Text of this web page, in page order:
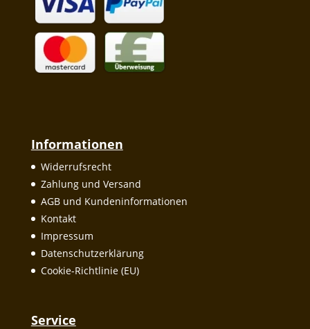
Informationen
Widerrufsrecht
Zahlung und Versand
AGB und Kundeninformationen
Kontakt
Impressum
Datenschutzerklärung
Cookie-Richtlinie (EU)
Service